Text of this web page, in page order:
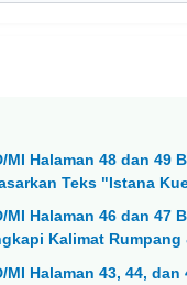
Halaman 48 dan 49
Teks "Istana
Halaman 46 dan 47
Kalimat Rumpang
Halaman 43, 44,